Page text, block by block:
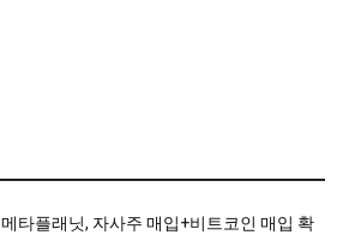
메타플래닛, 자사주 매입+비트코인 매입 확